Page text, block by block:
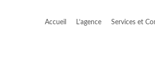
Accueil L’agence Services et